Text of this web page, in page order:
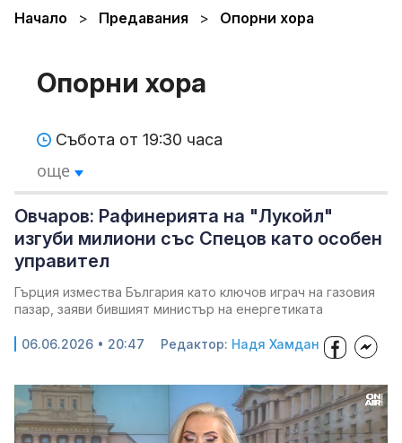
Начало Предавания Опорни хора
Опорни хора
Събота от 19:30 часа
още
Овчаров: Рафинерията на "Лукойл"
изгуби милиони със Спецов като особен
управител
Гърция измества България като ключов играч на газовия
пазар, заяви бившият министър на енергетиката
06.06.2026 • 20:47 Редактор: Надя Хамдан